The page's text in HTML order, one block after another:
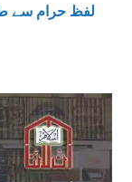
لفظ حرام سے